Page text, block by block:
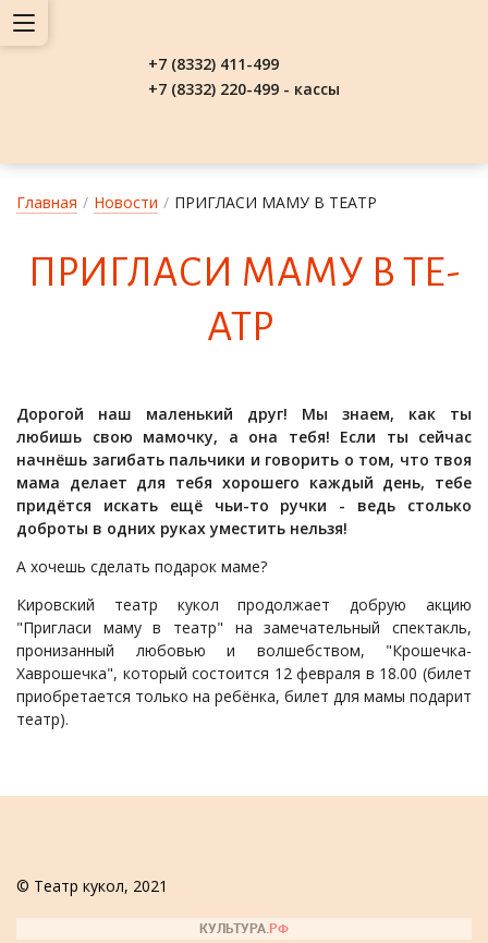
+7 (8332) 411-499
+7 (8332) 220-499 - кассы
Главная / Новости / ПРИГЛАСИ МАМУ В ТЕАТР
ПРИГ­ЛА­СИ МА­МУ В ТЕ­
АТР
Дорогой наш маленький друг! Мы знаем, как ты
любишь свою мамочку, а она тебя! Если ты сейчас
начнёшь загибать пальчики и говорить о том, что твоя
мама делает для тебя хорошего каждый день, тебе
придётся искать ещё чьи-то ручки - ведь столько
доброты в одних руках уместить нельзя!
А хочешь сделать подарок маме?
Кировский театр кукол продолжает добрую акцию
"Пригласи маму в театр" на замечательный спектакль,
пронизанный любовью и волшебством, "Крошечка-
Хаврошечка", который состоится 12 февраля в 18.00 (билет
приобретается только на ребёнка, билет для мамы подарит
театр).
© Театр кукол, 2021